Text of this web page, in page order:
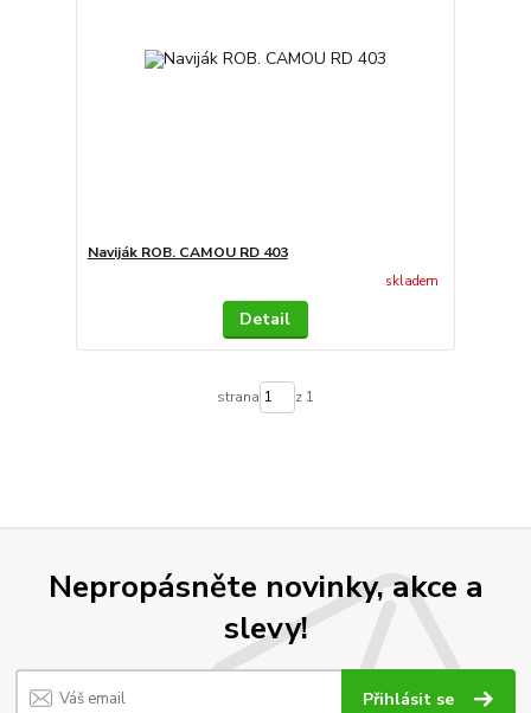
Naviják ROB. CAMOU RD 403
skladem
Detail
strana z 1
Nepropásněte novinky, akce a
slevy!
Přihlásit se